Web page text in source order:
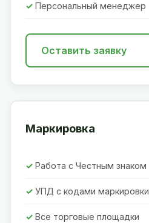
Персональный менеджер
Оставить заявку
Маркировка
Работа с Честным знаком
УПД с кодами маркировки
Все торговые площадки